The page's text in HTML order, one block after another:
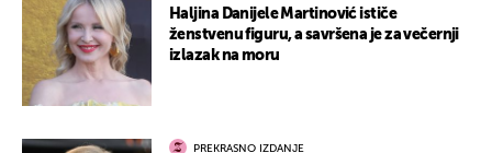
Haljina Danijele Martinović ističe
ženstvenu figuru, a savršena je za večernji
izlazak na moru
PREKRASNO IZDANJE